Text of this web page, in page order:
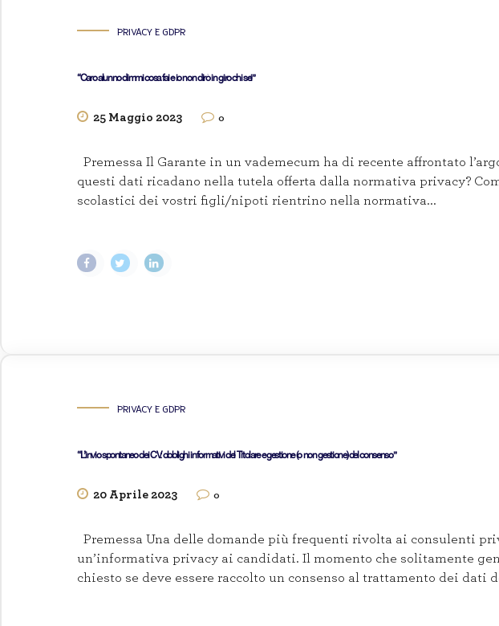
PRIVACY E GDPR
“Caro alunno dimmi cosa fai e io non dirò in giro chi sei”
25 Maggio 2023 0
Premessa Il Garante in un vademecum ha di recente affrontato
questi dati ricadano nella tutela offerta dalla normativa privacy?
scolastici dei vostri figli/nipoti rientrino nella normativa...
PRIVACY E GDPR
“L’invio spontaneo dei CV: obblighi informativi del Titolare e gestione (o non gestione) del consenso”
20 Aprile 2023 0
Premessa Una delle domande più frequenti rivolta ai consulenti
un’informativa privacy ai candidati. Il momento che solitamente
chiesto se deve essere raccolto un consenso al trattamento dei dati